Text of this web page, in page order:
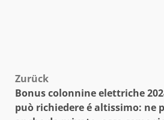
Beitragsnavigation
Zurück
Bonus colonnine elettriche
può richiedere é altissimo: ne